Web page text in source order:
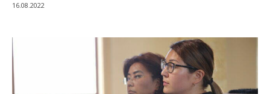
16.08.2022